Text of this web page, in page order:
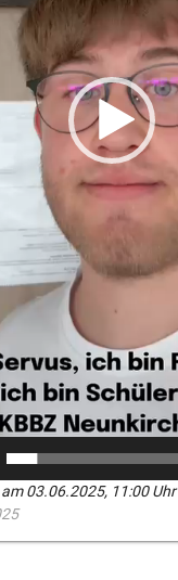
03.06.2025, 11:00 Uhr